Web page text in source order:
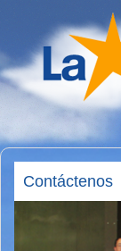
Contáctenos